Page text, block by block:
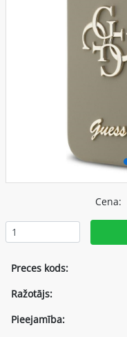
Cena:
Preces kods:
Ražotājs:
Pieejamība: